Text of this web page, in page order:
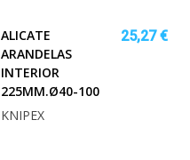
ALICATE
ARANDELAS
INTERIOR
225MM.Ø40-100
25,27 €
KNIPEX